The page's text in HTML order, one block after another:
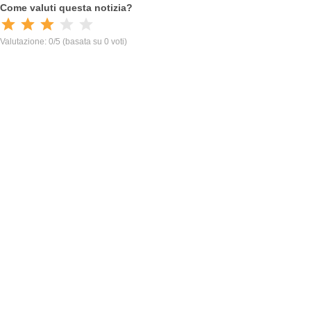
Come valuti questa notizia?
Valutazione: 0/5 (basata su 0 voti)